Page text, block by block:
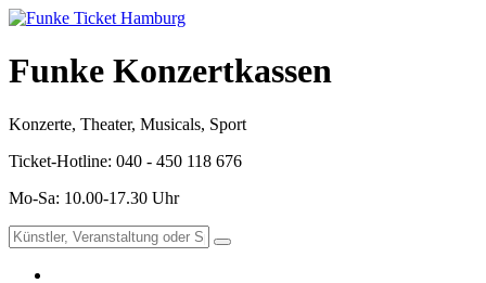
Funke Konzertkassen
Konzerte, Theater, Musicals, Sport
Ticket-Hotline: 040 - 450 118 676
Mo-Sa: 10.00-17.30 Uhr